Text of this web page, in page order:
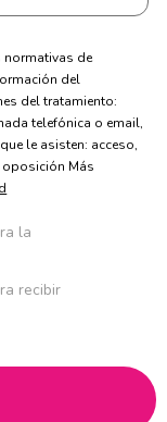
normativas de
del
del tratamiento:
telefónica o email,
le asisten: acceso,
Más
la
recibir